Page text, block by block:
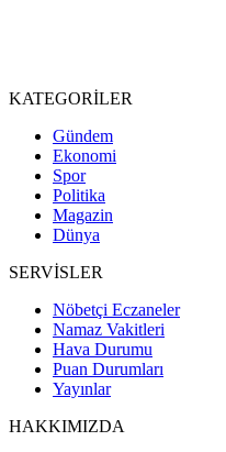
KATEGORİLER
Gündem
Ekonomi
Spor
Politika
Magazin
Dünya
SERVİSLER
Nöbetçi Eczaneler
Namaz Vakitleri
Hava Durumu
Puan Durumları
Yayınlar
HAKKIMIZDA